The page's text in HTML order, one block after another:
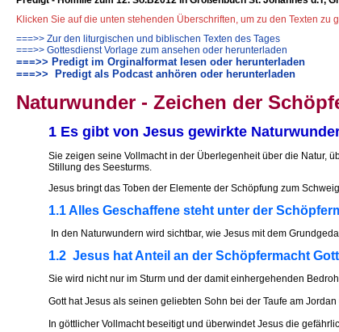
Klicken Sie auf die unten stehenden Überschriften, um zu den Texten zu
===>> Zur den liturgischen und biblischen Texten des Tages
===>> Gottesdienst Vorlage zum ansehen oder herunterladen
===>> Predigt im Orginalformat lesen oder herunterladen
===>> Predigt als Podcast anhören oder herunterladen
Naturwunder - Zeichen der
1 Es gibt von Jesus gewirkte
Sie zeigen seine Vollmacht in der Überlegenheit über die Natur,
Stillung des Seesturms.
Jesus bringt das Toben der Elemente der Schöpfung zum
1.1 Alles Geschaffene steht unter der
In den Naturwundern wird sichtbar, wie Jesus mit dem
1.2 Jesus hat Anteil an der Schöpfermacht
Sie wird nicht nur im Sturm und der damit einhergehenden
Gott hat Jesus als seinen geliebten Sohn bei der Taufe am
In göttlicher Vollmacht beseitigt und überwindet Jesus die